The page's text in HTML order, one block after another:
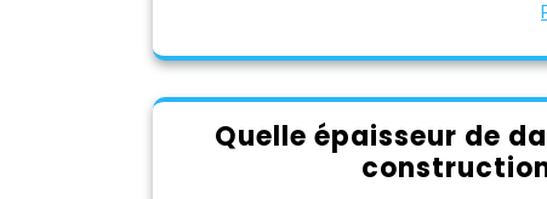
Quelle épaisseur de